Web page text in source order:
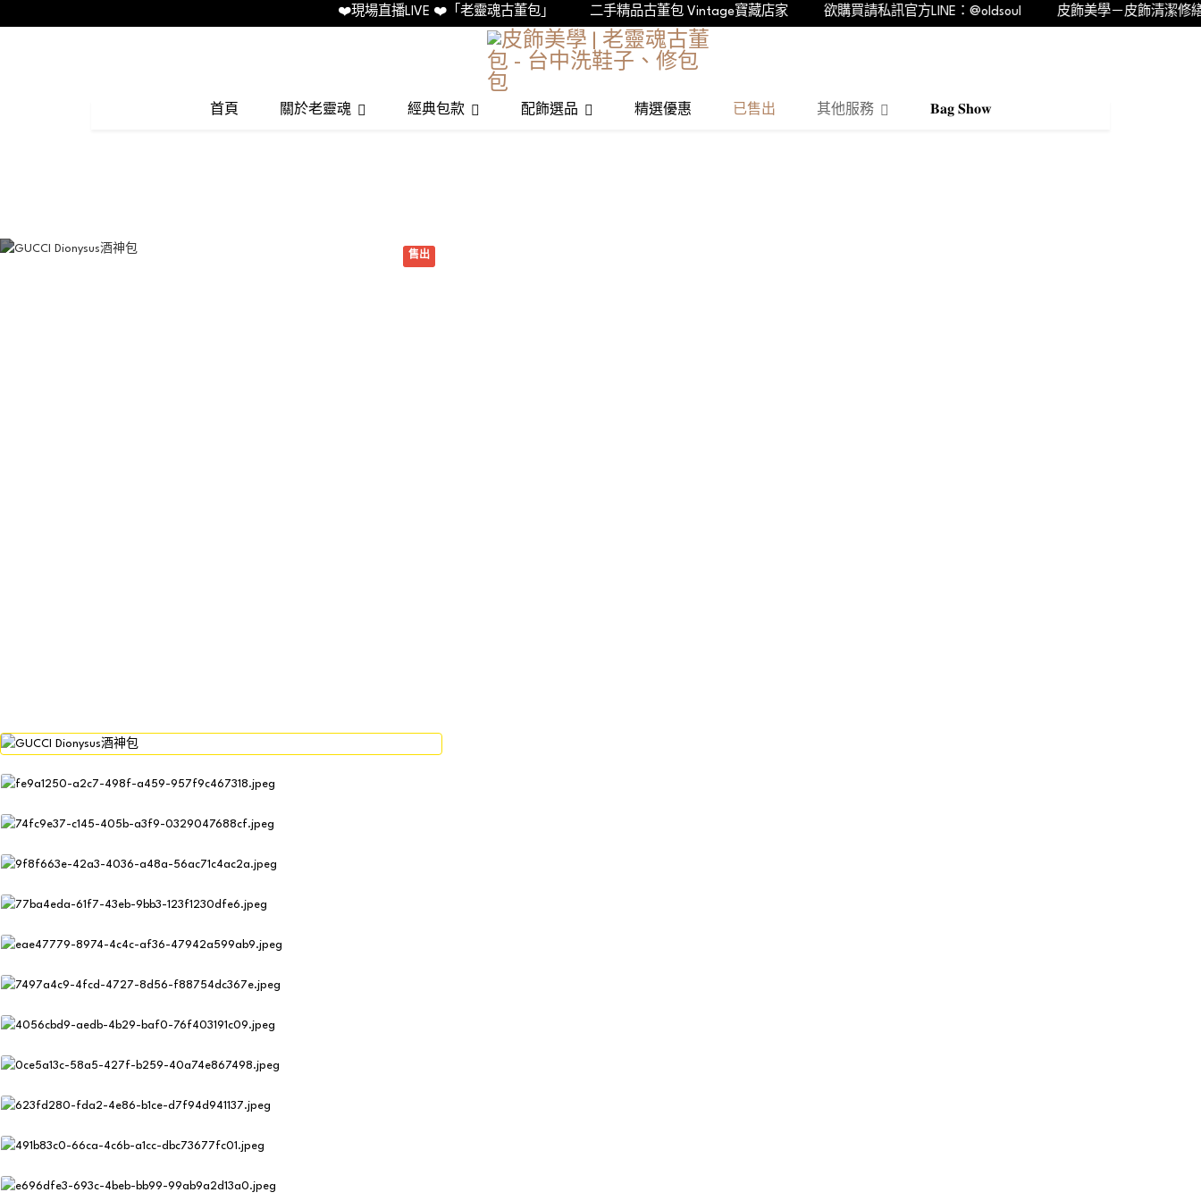
❤️現場直播LIVE ❤️「老靈魂古董包」 二手精品古董包 Vintage寶藏店家 欲購買請私訊官方LINE：@oldsoul 皮飾美學－皮飾清潔修繕的專
首頁 關於老靈魂 經典包款 配飾選品 精選優惠 已售出 其他服務 𝐁𝐚𝐠 𝐒𝐡𝐨𝐰